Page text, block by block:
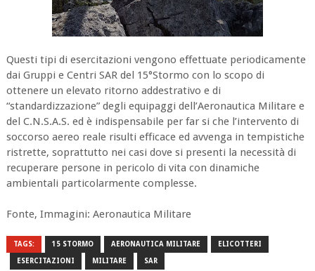
Questi tipi di esercitazioni vengono effettuate periodicamente
dai Gruppi e Centri SAR del 15°Stormo con lo scopo di
ottenere un elevato ritorno addestrativo e di
“standardizzazione” degli equipaggi dell’Aeronautica Militare e
del C.N.S.A.S. ed è indispensabile per far si che l’intervento di
soccorso aereo reale risulti efficace ed avvenga in tempistiche
ristrette, soprattutto nei casi dove si presenti la necessità di
recuperare persone in pericolo di vita con dinamiche
ambientali particolarmente complesse.
Fonte, Immagini: Aeronautica Militare
TAGS: 15 STORMO AERONAUTICA MILITARE ELICOTTERI
ESERCITAZIONI MILITARE SAR